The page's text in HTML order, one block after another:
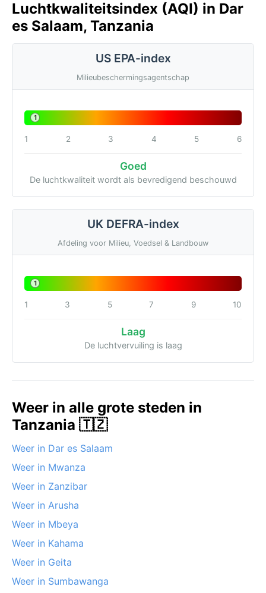
Luchtkwaliteitsindex (AQI) in Dar
es Salaam, Tanzania
US EPA-index
Milieubeschermingsagentschap
1
1 2 3 4 5 6
Goed
De luchtkwaliteit wordt als bevredigend beschouwd
UK DEFRA-index
Afdeling voor Milieu, Voedsel & Landbouw
1
1 3 5 7 9 10
Laag
De luchtvervuiling is laag
Weer in alle grote steden in
Tanzania 🇹🇿
Weer in Dar es Salaam
Weer in Mwanza
Weer in Zanzibar
Weer in Arusha
Weer in Mbeya
Weer in Kahama
Weer in Geita
Weer in Sumbawanga